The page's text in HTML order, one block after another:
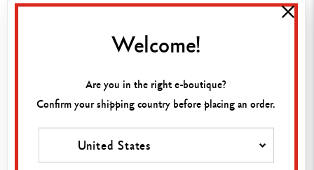
en appuyant pour obtenir plus de contraste, les
nuances que l’on obtient avec les RGB sont
multiples. L’effet aquarellable permet d’obtenir
de la transparence ainsi qu’un effet vaporeux,
tout en gardant le grain si particulier du
graphite.”
Welcome!
Are you in the right e-boutique?
Confirm your shipping country before placing an order.
United States